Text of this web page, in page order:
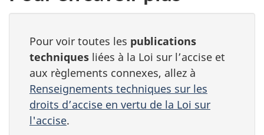
Pour voir toutes les publications
techniques liées à la Loi sur l’accise et
aux règlements connexes, allez à
Renseignements techniques sur les
droits d’accise en vertu de la Loi sur
l'accise.